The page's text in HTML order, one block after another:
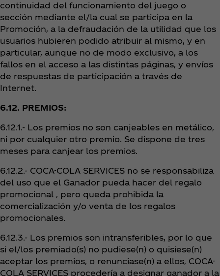
continuidad del funcionamiento del juego o
sección mediante el/la cual se participa en la
Promoción, a la defraudación de la utilidad que los
usuarios hubieren podido atribuir al mismo, y en
particular, aunque no de modo exclusivo, a los
fallos en el acceso a las distintas páginas, y envíos
de respuestas de participación a través de
Internet.
6.12. PREMIOS:
6.12.1.- Los premios no son canjeables en metálico,
ni por cualquier otro premio. Se dispone de tres
meses para canjear los premios.
6.12.2.- COCA-COLA SERVICES no se responsabiliza
del uso que el Ganador pueda hacer del regalo
promocional , pero queda prohibida la
comercialización y/o venta de los regalos
promocionales.
6.12.3.- Los premios son intransferibles, por lo que
si el/los premiado(s) no pudiese(n) o quisiese(n)
aceptar los premios, o renunciase(n) a ellos, COCA-
COLA SERVICES procedería a designar ganador a la